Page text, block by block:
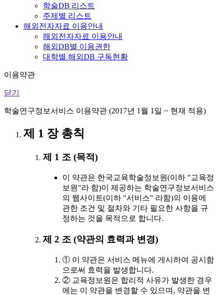
학술DB 리스트
주제별 리스트
해외전자자료 이용안내
해외전자자료 이용안내
해외DB별 이용권한
대학별 해외DB 구독현황
이용약관
닫기
학술연구정보서비스 이용약관 (2017년 1월 1일 ~ 현재 적용)
제 1 장 총칙
제 1 조 (목적)
이 약관은 한국교육학술정보원(이하 "교육정
보원"라 함)이 제공하는 학술연구정보서비스
의 웹사이트(이하 "서비스" 라함)의 이용에
관한 조건 및 절차와 기타 필요한 사항을 규
정하는 것을 목적으로 합니다.
제 2 조 (약관의 효력과 변경)
① 이 약관은 서비스 메뉴에 게시하여 공시함
으로써 효력을 발생합니다.
② 교육정보원은 합리적 사유가 발생한 경우
에는 이 약관을 변경할 수 있으며, 약관을 변